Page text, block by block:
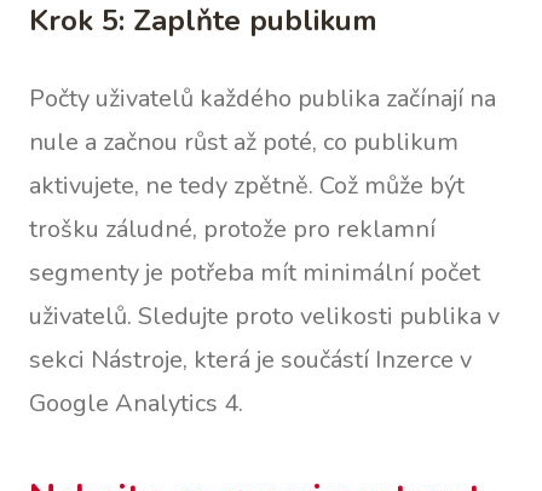
Krok 5: Zaplňte publikum
Počty uživatelů každého publika začínají na
nule a začnou růst až poté, co publikum
aktivujete, ne tedy zpětně. Což může být
trošku záludné, protože pro reklamní
segmenty je potřeba mít minimální počet
uživatelů. Sledujte proto velikosti publika v
sekci Nástroje, která je součástí Inzerce v
Google Analytics 4.